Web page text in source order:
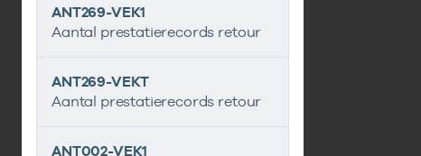
ANT269-VEK1
Aantal prestatierecords retour
ANT269-VEKT
Aantal prestatierecords retour
ANT002-VEK1